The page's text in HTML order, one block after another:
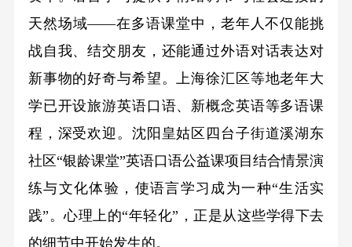
天然场域——在多语课堂中，老年人不仅能挑
战自我、结交朋友，还能通过外语对话表达对
新事物的好奇与希望。上海徐汇区等地老年大
学已开设旅游英语口语、新概念英语等多语课
程，深受欢迎。沈阳皇姑区四台子街道溪湖东
社区“银龄课堂”英语口语公益课项目结合情景演
练与文化体验，使语言学习成为一种“生活实
践”。心理上的“年轻化”，正是从这些学得下去
的细节中开始发生的。